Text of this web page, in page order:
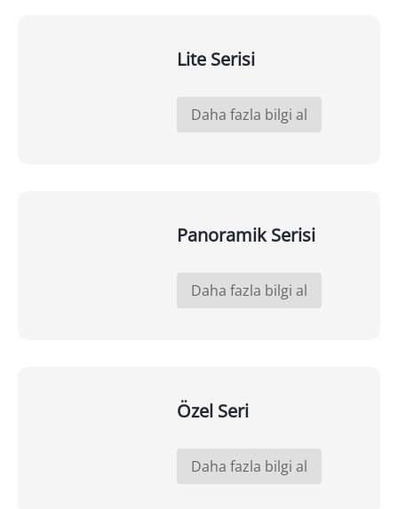
Lite Serisi
Daha fazla bilgi al
Panoramik Serisi
Daha fazla bilgi al
Özel Seri
Daha fazla bilgi al